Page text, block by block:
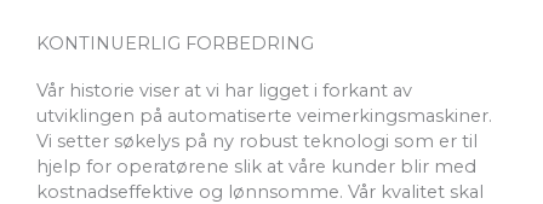
KONTINUERLIG FORBEDRING
Vår historie viser at vi har ligget i forkant av
utviklingen på automatiserte veimerkingsmaskiner.
Vi setter søkelys på ny robust teknologi som er til
hjelp for operatørene slik at våre kunder blir med
kostnadseffektive og lønnsomme. Vår kvalitet skal